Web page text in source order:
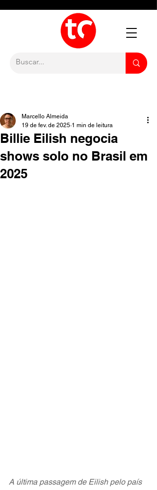
Billie Eilish negocia
shows solo no Brasil em
2025
Marcello Almeida
19 de fev. de 2025 1 min de leitura
A última passagem de Eilish pelo país